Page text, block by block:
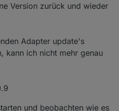
Version zurück und wieder
Adapter update's
kann ich nicht mehr genau
und beobachten wie es